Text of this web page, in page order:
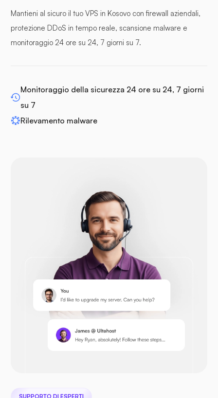
pannelli tampone
WP-extendify
Opencart
Prestashop
Mantieni al sicuro il tuo VPS in Kosovo con firewall aziendali,
protezione DDoS in tempo reale, scansione malware e
monitoraggio 24 ore su 24, 7 giorni su 7.
Monitoraggio della sicurezza 24 ore su 24, 7 giorni
su 7
Rilevamento malware
SUPPORTO DI ESPERTI